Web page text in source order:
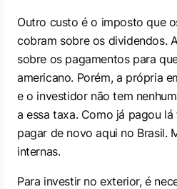
Outro custo é o imposto que
cobram sobre os dividendos.
sobre os pagamentos para
americano. Porém, a própria
e o investidor não tem
a essa taxa. Como já pagou
pagar de novo aqui no Brasil.
internas.
Para investir no exterior, é